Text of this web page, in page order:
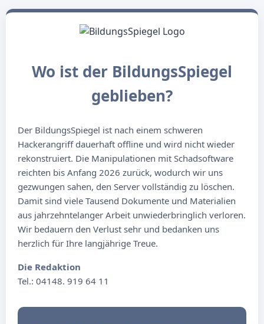
Wo ist der BildungsSpiegel
geblieben?
Der BildungsSpiegel ist nach einem schweren
Hackerangriff dauerhaft offline und wird nicht wieder
rekonstruiert. Die Manipulationen mit Schadsoftware
reichten bis Anfang 2026 zurück, wodurch wir uns
gezwungen sahen, den Server vollständig zu löschen.
Damit sind viele Tausend Dokumente und Materialien
aus jahrzehntelanger Arbeit unwiederbringlich verloren.
Wir bedauern den Verlust sehr und bedanken uns
herzlich für Ihre langjährige Treue.
Die Redaktion
Tel.: 04148. 919 64 11